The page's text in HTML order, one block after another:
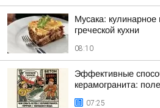
Мусака:
греческой кухни
08:10
Эффективные
керамогранита:
07:25